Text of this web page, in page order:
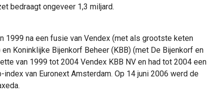
bedraagt ongeveer 1,3 miljard.
1999 na een fusie van Vendex (met als grootste keten
Koninklijke Bijenkorf Beheer (KBB) (met De Bijenkorf en
van 1999 tot 2004 Vendex KBB NV en had tot 2004 een
van Euronext Amsterdam. Op 14 juni 2006 werd de